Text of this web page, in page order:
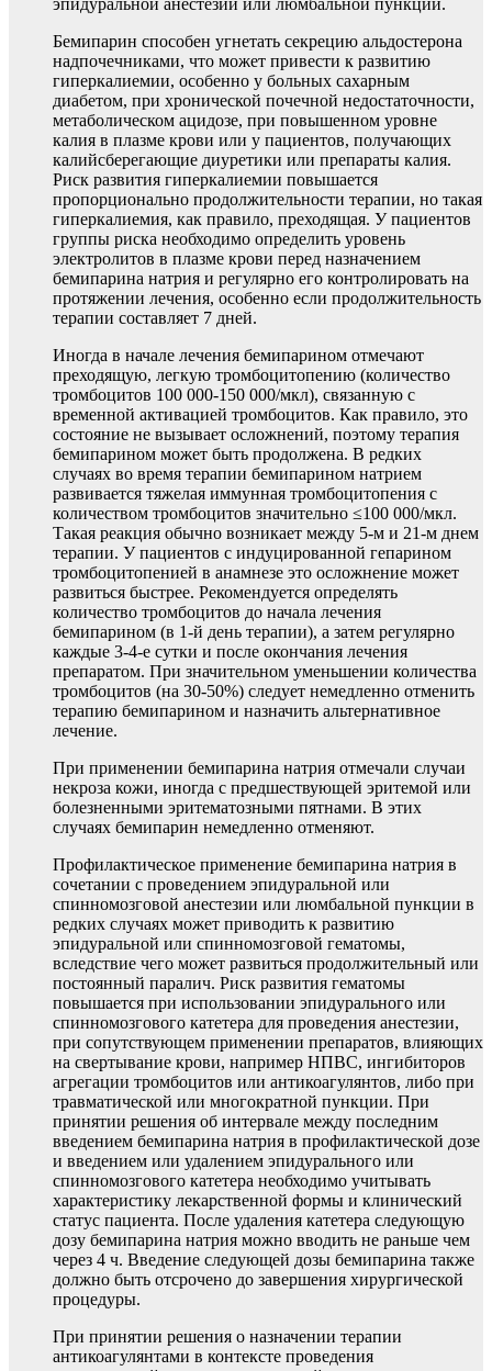
эпидуральной анестезии или люмбальной пункции.
Бемипарин способен угнетать секрецию альдостерона
надпочечниками, что может привести к развитию
гиперкалиемии, особенно у больных сахарным
диабетом, при хронической почечной недостаточности,
метаболическом ацидозе, при повышенном уровне
калия в плазме крови или у пациентов, получающих
калийсберегающие диуретики или препараты калия.
Риск развития гиперкалиемии повышается
пропорционально продолжительности терапии, но такая
гиперкалиемия, как правило, преходящая. У пациентов
группы риска необходимо определить уровень
электролитов в плазме крови перед назначением
бемипарина натрия и регулярно его контролировать на
протяжении лечения, особенно если продолжительность
терапии составляет 7 дней.
Иногда в начале лечения бемипарином отмечают
преходящую, легкую тромбоцитопению (количество
тромбоцитов 100 000-150 000/мкл), связанную с
временной активацией тромбоцитов. Как правило, это
состояние не вызывает осложнений, поэтому терапия
бемипарином может быть продолжена. В редких
случаях во время терапии бемипарином натрием
развивается тяжелая иммунная тромбоцитопения с
количеством тромбоцитов значительно ≤100 000/мкл.
Такая реакция обычно возникает между 5-м и 21-м днем
терапии. У пациентов с индуцированной гепарином
тромбоцитопенией в анамнезе это осложнение может
развиться быстрее. Рекомендуется определять
количество тромбоцитов до начала лечения
бемипарином (в 1-й день терапии), а затем регулярно
каждые 3-4-е сутки и после окончания лечения
препаратом. При значительном уменьшении количества
тромбоцитов (на 30-50%) следует немедленно отменить
терапию бемипарином и назначить альтернативное
лечение.
При применении бемипарина натрия отмечали случаи
некроза кожи, иногда с предшествующей эритемой или
болезненными эритематозными пятнами. В этих
случаях бемипарин немедленно отменяют.
Профилактическое применение бемипарина натрия в
сочетании с проведением эпидуральной или
спинномозговой анестезии или люмбальной пункции в
редких случаях может приводить к развитию
эпидуральной или спинномозговой гематомы,
вследствие чего может развиться продолжительный или
постоянный паралич. Риск развития гематомы
повышается при использовании эпидурального или
спинномозгового катетера для проведения анестезии,
при сопутствующем применении препаратов, влияющих
на свертывание крови, например НПВС, ингибиторов
агрегации тромбоцитов или антикоагулянтов, либо при
травматической или многократной пункции. При
принятии решения об интервале между последним
введением бемипарина натрия в профилактической дозе
и введением или удалением эпидурального или
спинномозгового катетера необходимо учитывать
характеристику лекарственной формы и клинический
статус пациента. После удаления катетера следующую
дозу бемипарина натрия можно вводить не раньше чем
через 4 ч. Введение следующей дозы бемипарина также
должно быть отсрочено до завершения хирургической
процедуры.
При принятии решения о назначении терапии
антикоагулянтами в контексте проведения